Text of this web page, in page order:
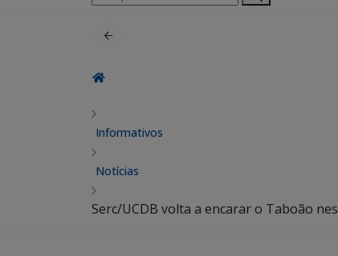
por:
Informativos
Notícias
Serc/UCDB volta a encarar o Taboão